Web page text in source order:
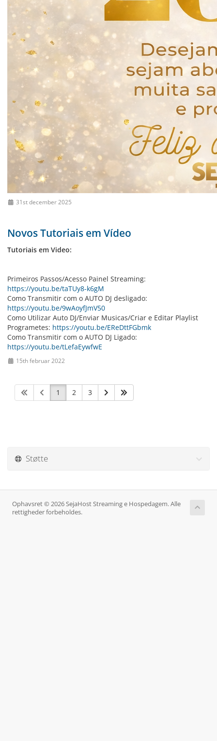
31st december 2025
Novos Tutoriais em Vídeo
Tutoriais em Video:
Primeiros Passos/Acesso Painel Streaming:
https://youtu.be/taTUy8-k6gM
Como Transmitir com o AUTO DJ desligado:
https://youtu.be/9wAoyfJmV50
Como Utilizar Auto DJ/Enviar Musicas/Criar e Editar Playlist
Programetes: https://youtu.be/EReDttFGbmk
Como Transmitir com o AUTO DJ Ligado:
https://youtu.be/tLefaEywfwE
15th februar 2022
1 2 3
Støtte
Ophavsret © 2026 SejaHost Streaming e Hospedagem. Alle
rettigheder forbeholdes.